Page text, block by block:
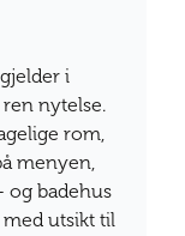
i
ren nytelse.
rom,
menyen,
og badehus
utsikt til